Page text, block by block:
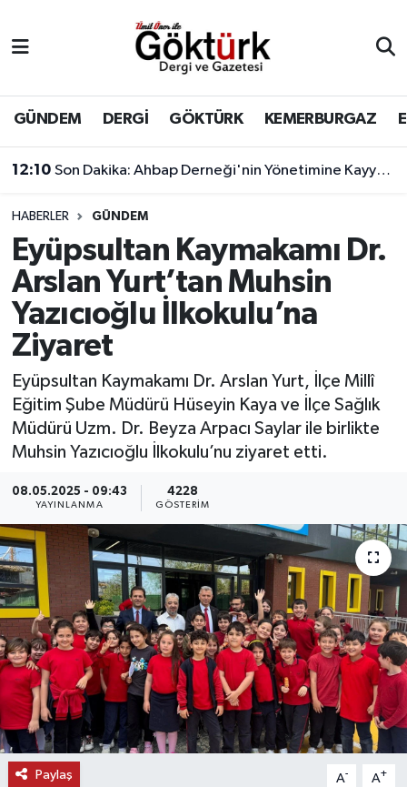
GÜNDEM DERGİ GÖKTÜRK KEMERBURGAZ
12:10 Son Dakika: Ahbap Derneği'nin Yönetimine Kayyum Atandı
HABERLER GÜNDEM
Eyüpsultan Kaymakamı Dr.
Arslan Yurt’tan Muhsin
Yazıcıoğlu İlkokulu’na
Ziyaret
Eyüpsultan Kaymakamı Dr. Arslan Yurt, İlçe Millî
Eğitim Şube Müdürü Hüseyin Kaya ve İlçe Sağlık
Müdürü Uzm. Dr. Beyza Arpacı Saylar ile birlikte
Muhsin Yazıcıoğlu İlkokulu’nu ziyaret etti.
08.05.2025 - 09:43
YAYINLANMA
4228
GÖSTERIM
Paylaş A- A+
BİLİM
DERGİ
DÜNYA
EĞİTİM
EKONOMİ
GÖKTÜRK
KEMERBURGAZ
KÜLTÜR - SANAT
MAGAZİN
ÖZEL HABER
SAĞLIK
SPOR
TEKNOLOJİ
TİCARET
Eyüpsultan Hava Durumu
Eyüpsultan Trafik Yoğunluk Haritası
Süper Lig Puan Durumu ve Fikstür
Tüm Manşetler
Son Dakika Haberleri
Haber Arşivi